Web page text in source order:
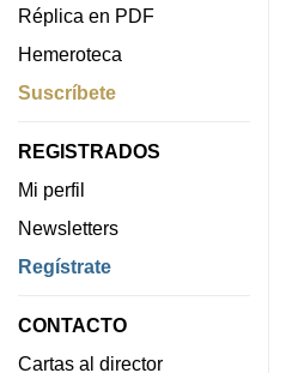
Réplica en PDF
Hemeroteca
Suscríbete
REGISTRADOS
Mi perfil
Newsletters
Regístrate
CONTACTO
Cartas al director